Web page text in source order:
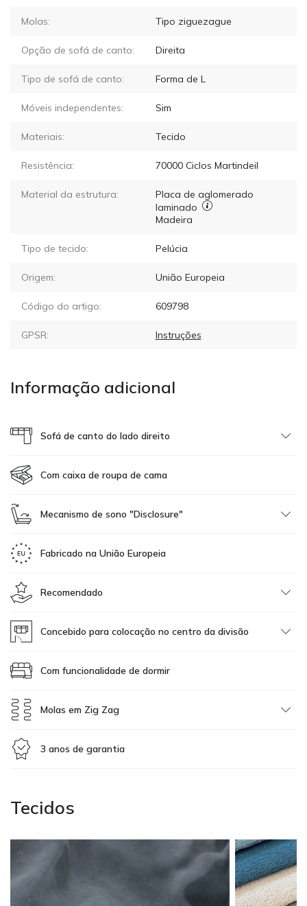
Molas: Tipo ziguezague
Opção de sofá de canto: Direita
Tipo de sofá de canto: Forma de L
Móveis independentes: Sim
Materiais: Tecido
Resistência: 70000Ciclos Martindeil
Material da estrutura:
Placa de aglomerado
laminado
Madeira
Tipo de tecido: Pelúcia
Origem: União Europeia
Código do artigo: 609798
GPSR: Instruções
Informação adicional
Sofá de canto do lado direito
Com caixa de roupa de cama
Mecanismo de sono "Disclosure"
Fabricado na União Europeia
Recomendado
Concebido para colocação no centro da divisão
Com funcionalidade de dormir
Molas em Zig Zag
3 anos de garantia
Tecidos